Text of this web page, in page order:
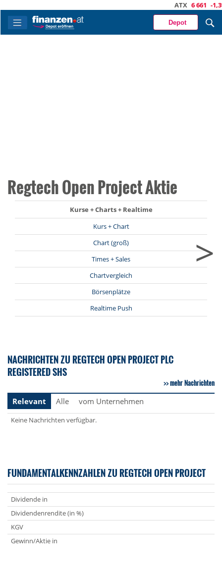
ATX 6 661 -1,3%
Depot
Regtech Open Project Aktie
Kurse + Charts + Realtime
Kurs + Chart
Chart (groß)
Times + Sales
Chartvergleich
Börsenplätze
Realtime Push
>
NACHRICHTEN ZU REGTECH OPEN PROJECT PLC
REGISTERED SHS
mehr Nachrichten
Relevant
Alle vom Unternehmen
Keine Nachrichten verfügbar.
FUNDAMENTALKENNZAHLEN ZU REGTECH OPEN PROJECT
Dividende in
Dividendenrendite (in %)
KGV
Gewinn/Aktie in